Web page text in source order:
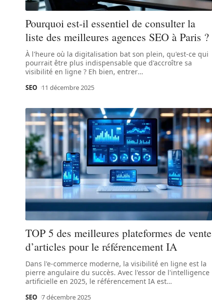
Pourquoi est-il essentiel de consulter la
liste des meilleures agences SEO à Paris ?
À l'heure où la digitalisation bat son plein, qu'est-ce qui
pourrait être plus indispensable que d'accroître sa
visibilité en ligne ? Eh bien, entrer…
SEO 11 décembre 2025
TOP 5 des meilleures plateformes de vente
d’articles pour le référencement IA
Dans l'e-commerce moderne, la visibilité en ligne est la
pierre angulaire du succès. Avec l'essor de l'intelligence
artificielle en 2025, le référencement IA est…
SEO 7 décembre 2025